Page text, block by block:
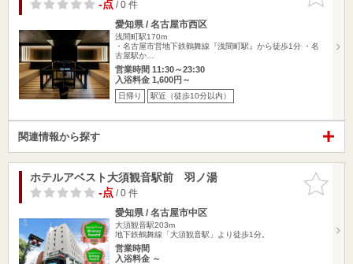
-点/ 0 件
愛知県 / 名古屋市西区
浅間町駅170m
・名古屋市営地下鉄鶴舞線『浅間町駅』から徒歩1分 ・名
古屋駅か…
営業時間 11:30～23:30
入浴料金 1,600円～
日帰り 駅近（徒歩10分以内）
関連情報から探す
お気に入
りに追加
ホテルアベスト大須観音駅前 羽ノ湯
-点/ 0 件
愛知県 / 名古屋市中区
大須観音駅203m
地下鉄鶴舞線「大須観音駅」より徒歩1分。
営業時間
入浴料金 ～